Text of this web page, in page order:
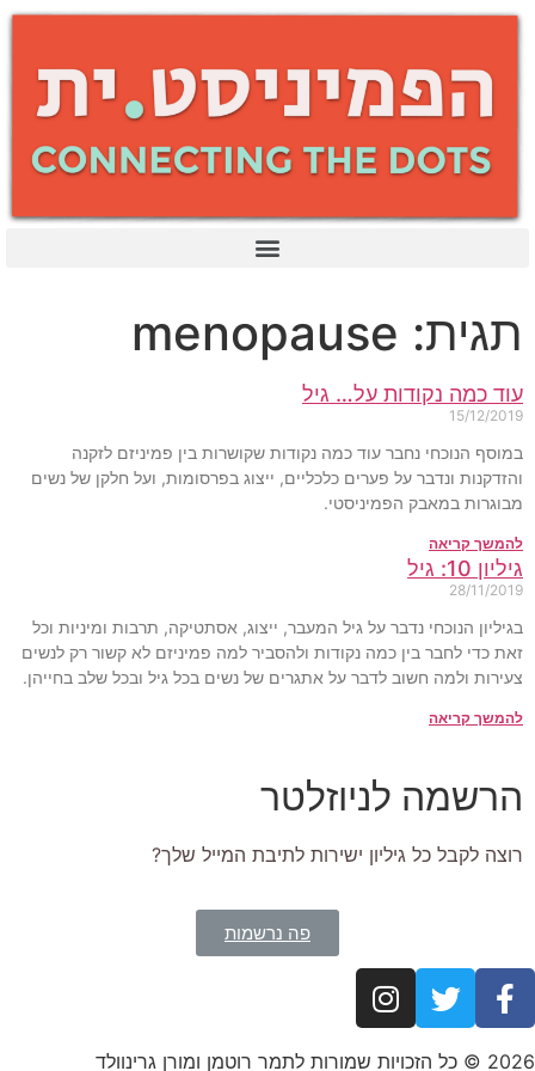
תגית: menopause
עוד כמה נקודות על… גיל
15/12/2019
במוסף הנוכחי נחבר עוד כמה נקודות שקושרות בין פמיניזם לזקנה
והזדקנות ונדבר על פערים כלכליים, ייצוג בפרסומות, ועל חלקן של נשים
מבוגרות במאבק הפמיניסטי.
להמשך קריאה
גיליון 10: גיל
28/11/2019
בגיליון הנוכחי נדבר על גיל המעבר, ייצוג, אסתטיקה, תרבות ומיניות וכל
זאת כדי לחבר בין כמה נקודות ולהסביר למה פמיניזם לא קשור רק לנשים
צעירות ולמה חשוב לדבר על אתגרים של נשים בכל גיל ובכל שלב בחייהן.
להמשך קריאה
הרשמה לניוזלטר
רוצה לקבל כל גיליון ישירות לתיבת המייל שלך?
פה נרשמות
2026 © כל הזכויות שמורות לתמר רוטמן ומורן גרינוולד